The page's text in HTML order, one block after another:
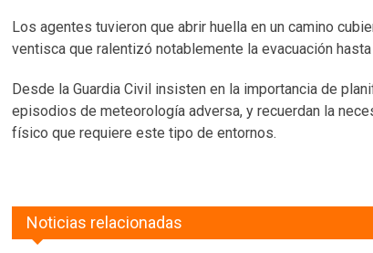
Los agentes tuvieron que abrir huella en un camino
ventisca que ralentizó notablemente la evacuación
Desde la Guardia Civil insisten en la importancia de
episodios de meteorología adversa, y recuerdan la
físico que requiere este tipo de entornos.
Noticias relacionadas